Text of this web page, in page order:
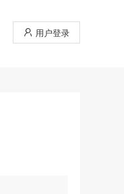
用户登录